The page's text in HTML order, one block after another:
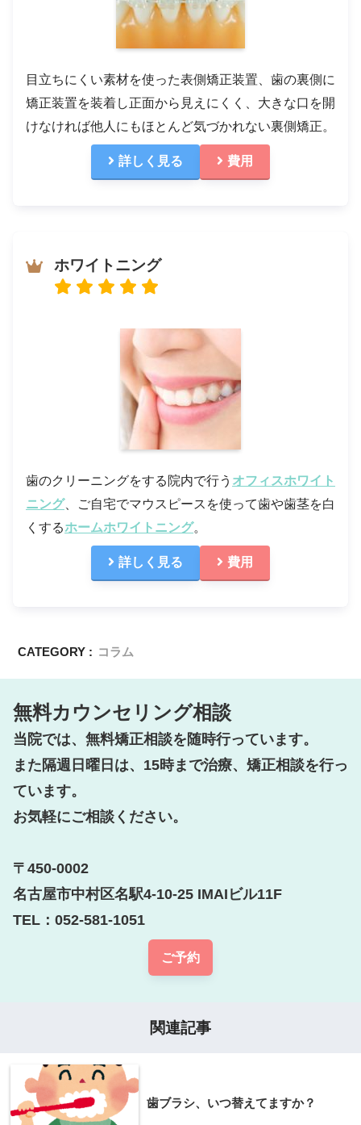
目立ちにくい素材を使った表側矯正装置、歯の裏側に
矯正装置を装着し正面から見えにくく、大きな口を開
けなければ他人にもほとんど気づかれない裏側矯正。
詳しく見る 費用
ホワイトニング
歯のクリーニングをする院内で行う オフィスホワイト
ニング、ご自宅でマウスピースを使って歯や歯茎を白
くするホームホワイトニング。
詳しく見る 費用
CATEGORY : コラム
無料カウンセリング相談
当院では、無料矯正相談を随時行っています。
また隔週日曜日は、15時まで治療、矯正相談を行っ
ています。
お気軽にご相談ください。
〒450-0002
名古屋市中村区名駅4-10-25 IMAIビル11F
TEL：052-581-1051
ご予約
関連記事
歯ブラシ、いつ替えてますか？